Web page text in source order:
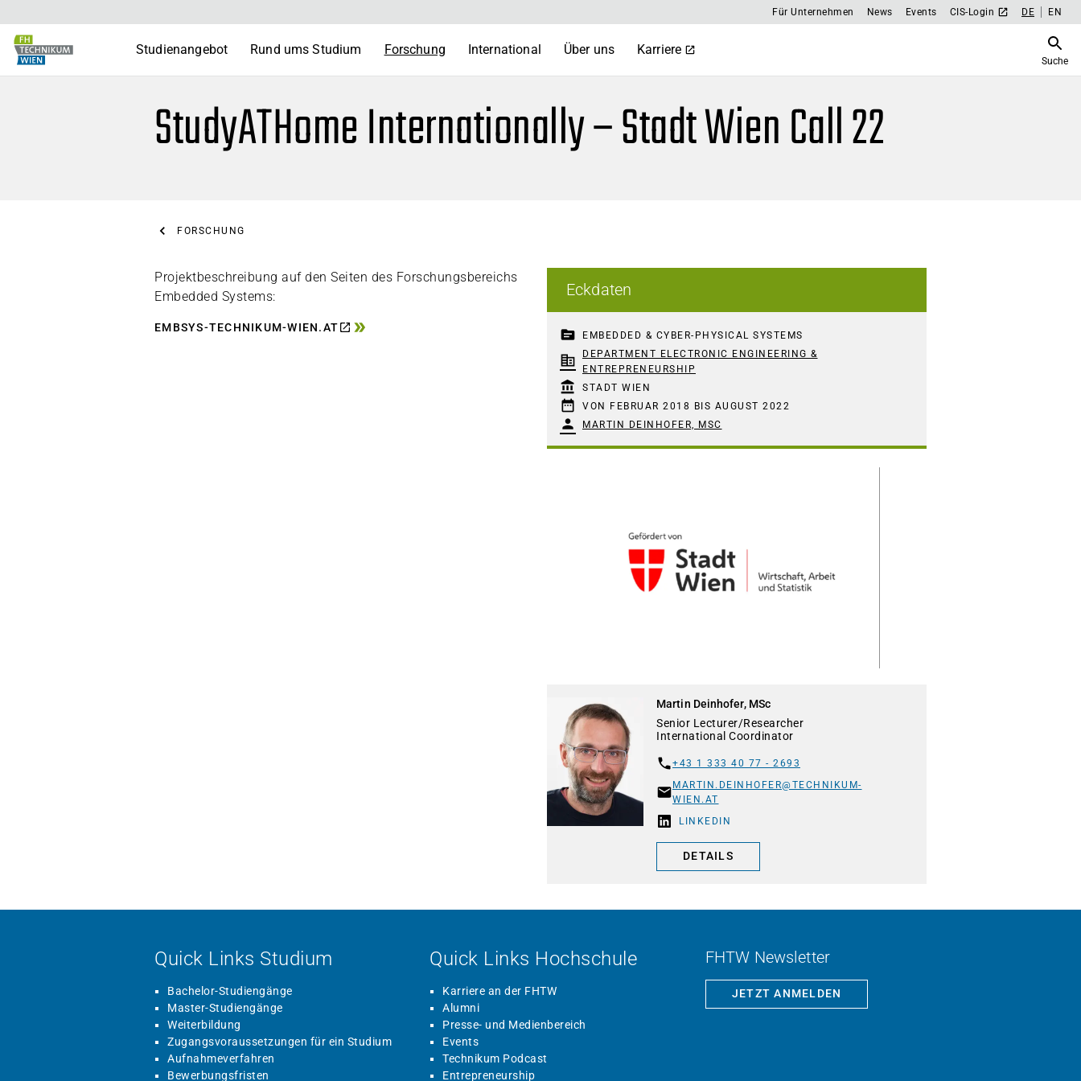
Für Unternehmen News Events CIS-Login DE EN
Studienangebot Rund ums Studium Forschung International Über uns Karriere
Suche
StudyATHome Internationally – Stadt Wien Call 22
FORSCHUNG
Projektbeschreibung auf den Seiten des Forschungsbereichs
Embedded Systems:
EMBSYS-TECHNIKUM-WIEN.AT
Eckdaten
topic EMBEDDED & CYBER-PHYSICAL SYSTEMS
corporate_fare
DEPARTMENT ELECTRONIC ENGINEERING &
ENTREPRENEURSHIP
account_balance STADT WIEN
date_range VON FEBRUAR 2018 BIS AUGUST 2022
person MARTIN DEINHOFER, MSC
Martin Deinhofer, MSc
Senior Lecturer/Researcher
International Coordinator
+43 1 333 40 77 - 2693
MARTIN.DEINHOFER@TECHNIKUM-
WIEN.AT
LINKEDIN
DETAILS
Quick Links Studium
Bachelor-Studiengänge
Master-Studiengänge
Weiterbildung
Zugangsvoraussetzungen für ein Studium
Aufnahmeverfahren
Bewerbungsfristen
Quick Links Hochschule
Karriere an der FHTW
Alumni
Presse- und Medienbereich
Events
Technikum Podcast
Entrepreneurship
FHTW Newsletter
JETZT ANMELDEN